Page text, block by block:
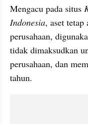
Mengacu pada situs
Indonesia, aset
perusahaan,
tidak dimaksudkan
perusahaan, dan
tahun.